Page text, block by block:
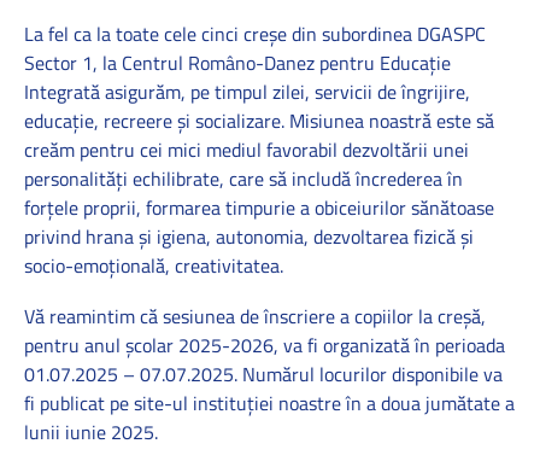
La fel ca la toate cele cinci creșe din subordinea DGASPC
Sector 1, la Centrul Româno-Danez pentru Educație
Integrată asigurăm, pe timpul zilei, servicii de îngrijire,
educație, recreere și socializare. Misiunea noastră este să
creăm pentru cei mici mediul favorabil dezvoltării unei
personalități echilibrate, care să includă încrederea în
forțele proprii, formarea timpurie a obiceiurilor sănătoase
privind hrana și igiena, autonomia, dezvoltarea fizică și
socio-emoțională, creativitatea.
Vă reamintim că sesiunea de înscriere a copiilor la creșă,
pentru anul școlar 2025-2026, va fi organizată în perioada
01.07.2025 – 07.07.2025. Numărul locurilor disponibile va
fi publicat pe site-ul instituției noastre în a doua jumătate a
lunii iunie 2025.